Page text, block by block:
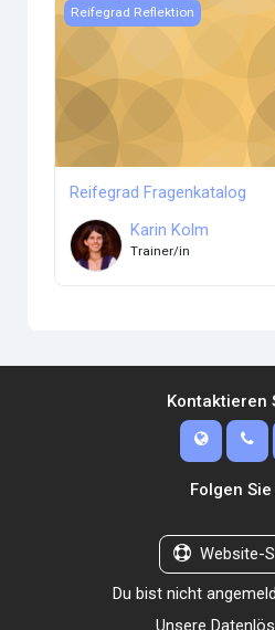
Kursbild Reifegrad
Reifegrad Reflektion
Reifegrad Fragenkatalog
Karin Kolm
Trainer/in
Kontaktieren
Folgen
Website-
Du bist nicht
Unsere